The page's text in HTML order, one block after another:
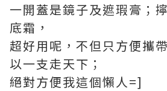
一開蓋是鏡子及遮瑕膏；
底霜，
超好用呢，不但只方便攜
以一支走天下；
絕對方便我這個懶人=]